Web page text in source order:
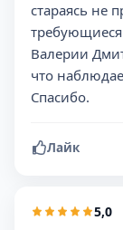
стараясь не
Валерии
что
Спасибо.
Лайк
5,0